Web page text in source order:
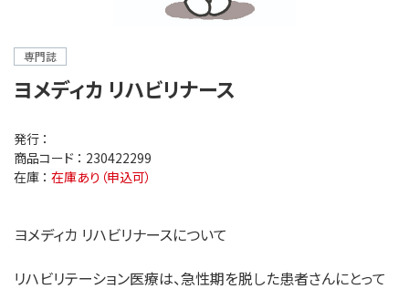
専門誌
ヨメディカ リハビリナース
発行 ：
商品コード ： 230422299
在庫 ： 在庫あり（申込可）
ヨメディカ リハビリナースについて
リハビリテーション医療は、急性期を脱した患者さんにとって